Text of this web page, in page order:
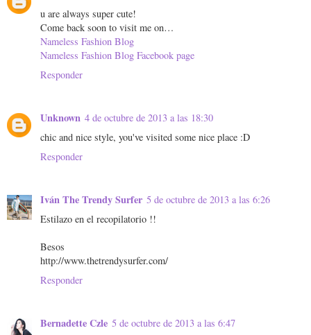
u are always super cute!
Come back soon to visit me on…
Nameless Fashion Blog
Nameless Fashion Blog Facebook page
Responder
Unknown 4 de octubre de 2013 a las 18:30
chic and nice style, you've visited some nice place :D
Responder
Iván The Trendy Surfer 5 de octubre de 2013 a las 6:26
Estilazo en el recopilatorio !!
Besos
http://www.thetrendysurfer.com/
Responder
Bernadette Czle 5 de octubre de 2013 a las 6:47